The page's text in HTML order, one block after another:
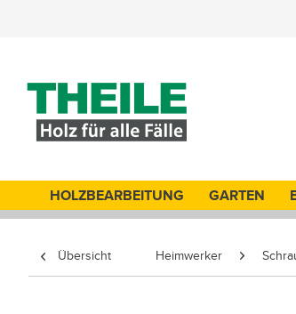
HOLZBEARBEITUNG GARTEN
Übersicht Heimwerker